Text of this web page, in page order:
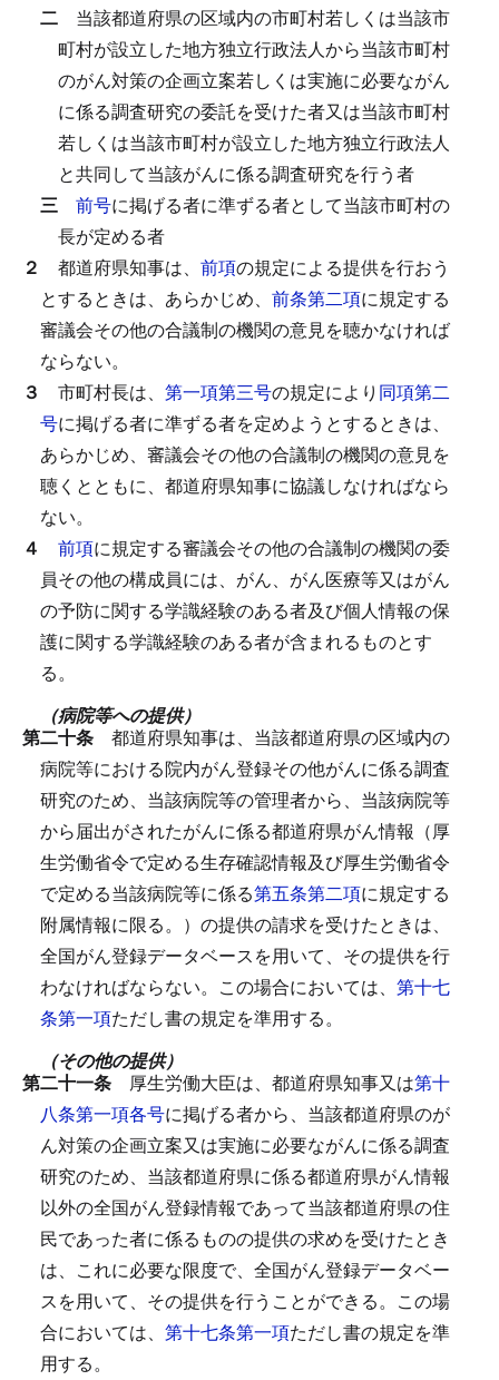
二 当該都道府県の区域内の市町村若しくは当該市
町村が設立した地方独立行政法人から当該市町村
のがん対策の企画立案若しくは実施に必要ながん
に係る調査研究の委託を受けた者又は当該市町村
若しくは当該市町村が設立した地方独立行政法人
と共同して当該がんに係る調査研究を行う者
三 前号に掲げる者に準ずる者として当該市町村の
長が定める者
２ 都道府県知事は、 前項の規定による提供を行おう
とするときは、あらかじめ、 前条第二項に規定する
審議会その他の合議制の機関の意見を聴かなければ
ならない。
３ 市町村長は、 第一項第三号の規定により 同項第二
号に掲げる者に準ずる者を定めようとするときは、
あらかじめ、審議会その他の合議制の機関の意見を
聴くとともに、都道府県知事に協議しなければなら
ない。
４ 前項に規定する審議会その他の合議制の機関の委
員その他の構成員には、がん、がん医療等又はがん
の予防に関する学識経験のある者及び個人情報の保
護に関する学識経験のある者が含まれるものとす
る。
（病院等への提供）
第二十条 都道府県知事は、当該都道府県の区域内の
病院等における院内がん登録その他がんに係る調査
研究のため、当該病院等の管理者から、当該病院等
から届出がされたがんに係る都道府県がん情報（厚
生労働省令で定める生存確認情報及び厚生労働省令
で定める当該病院等に係る第五条第二項に規定する
附属情報に限る。）の提供の請求を受けたときは、
全国がん登録データベースを用いて、その提供を行
わなければならない。 この場合においては、 第十七
条第一項ただし書の規定を準用する。
（その他の提供）
第二十一条 厚生労働大臣は、都道府県知事又は第十
八条第一項各号に掲げる者から、当該都道府県のが
ん対策の企画立案又は実施に必要ながんに係る調査
研究のため、当該都道府県に係る都道府県がん情報
以外の全国がん登録情報であって当該都道府県の住
民であった者に係るものの提供の求めを受けたとき
は、これに必要な限度で、全国がん登録データベー
スを用いて、その提供を行うことができる。 この場
合においては、 第十七条第一項ただし書の規定を準
用する。